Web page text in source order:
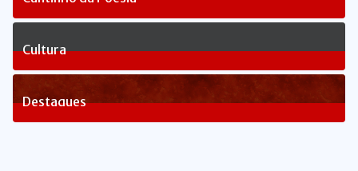
1Posts
Cultura
81Posts
Destaques